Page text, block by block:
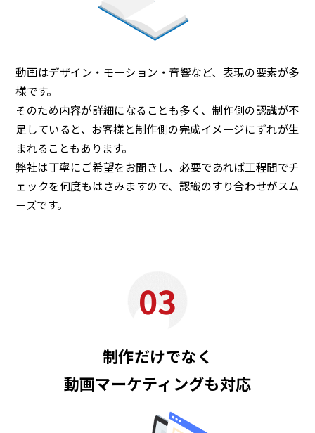
動画はデザイン・モーション・音響など、表現の要素が多
様です。
そのため内容が詳細になることも多く、制作側の認識が不
足していると、お客様と制作側の完成イメージにずれが生
まれることもあります。
弊社は丁寧にご希望をお聞きし、必要であれば工程間でチ
ェックを何度もはさみますので、認識のすり合わせがスム
ーズです。
03
制作だけでなく
動画マーケティングも対応